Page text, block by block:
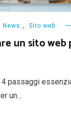
News , Sito web
un sito web
4 passaggi
un…